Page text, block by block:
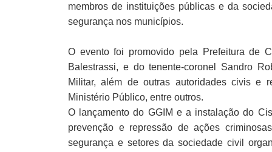
membros de instituições públicas e da
segurança nos municípios.
O evento foi promovido pela Prefeitura de
Balestrassi, e do tenente-coronel Sandro
Militar, além de outras autoridades civis e
Ministério Público, entre outros.
O lançamento do GGIM e a instalação do
prevenção e repressão de ações
segurança e setores da sociedade civil